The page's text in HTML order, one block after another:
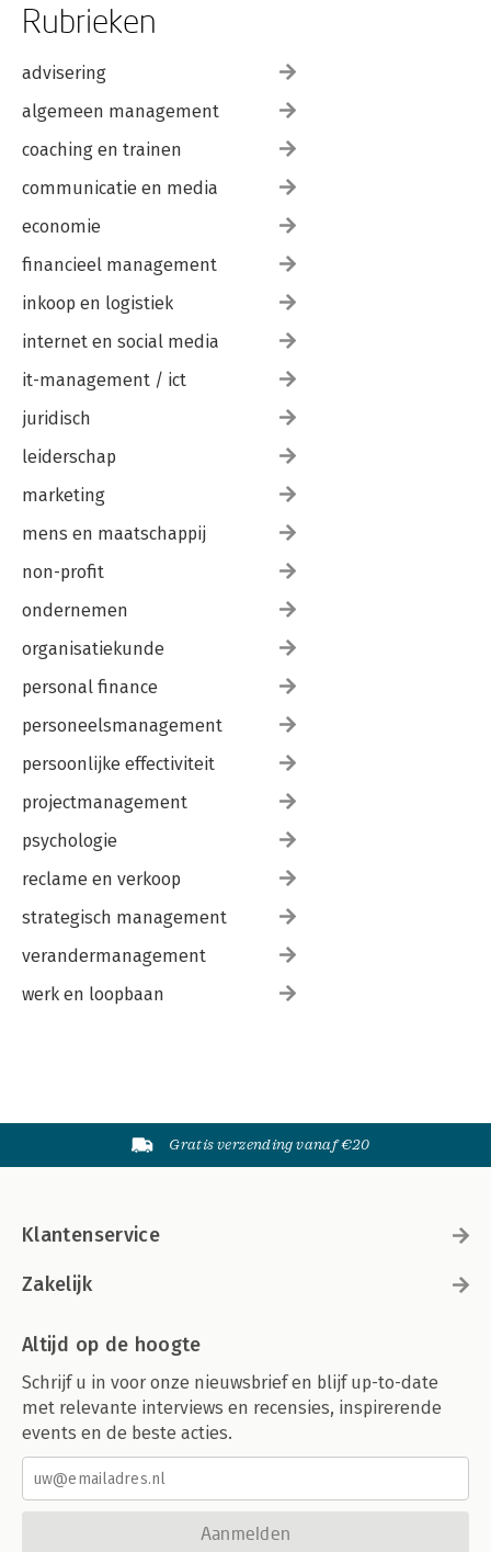
Rubrieken
advisering
algemeen management
coaching en trainen
communicatie en media
economie
financieel management
inkoop en logistiek
internet en social media
it-management / ict
juridisch
leiderschap
marketing
mens en maatschappij
non-profit
ondernemen
organisatiekunde
personal finance
personeelsmanagement
persoonlijke effectiviteit
projectmanagement
psychologie
reclame en verkoop
strategisch management
verandermanagement
werk en loopbaan
Gratis verzending vanaf €20
Klantenservice
Zakelijk
Altijd op de hoogte
Schrijf u in voor onze nieuwsbrief en blijf up-to-date
met relevante interviews en recensies, inspirerende
events en de beste acties.
Aanmelden